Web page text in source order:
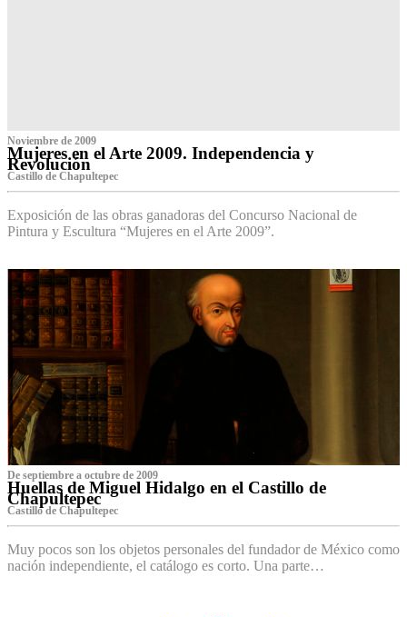
Noviembre de 2009
Mujeres en el Arte 2009. Independencia y
Revolución
Castillo de Chapultepec
Exposición de las obras ganadoras del Concurso Nacional de
Pintura y Escultura “Mujeres en el Arte 2009”.
De septiembre a octubre de 2009
Huellas de Miguel Hidalgo en el Castillo de
Chapultepec
Castillo de Chapultepec
Muy pocos son los objetos personales del fundador de México como
nación independiente, el catálogo es corto. Una parte…